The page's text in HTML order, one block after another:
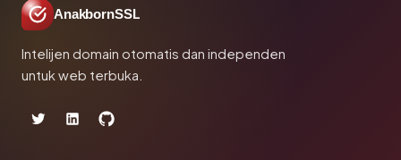
AnakbornSSL
Intelijen domain otomatis dan independen
untuk web terbuka.